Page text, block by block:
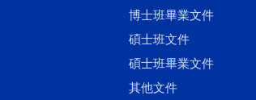
博士班畢業文件
碩士班文件
碩士班畢業文件
其他文件